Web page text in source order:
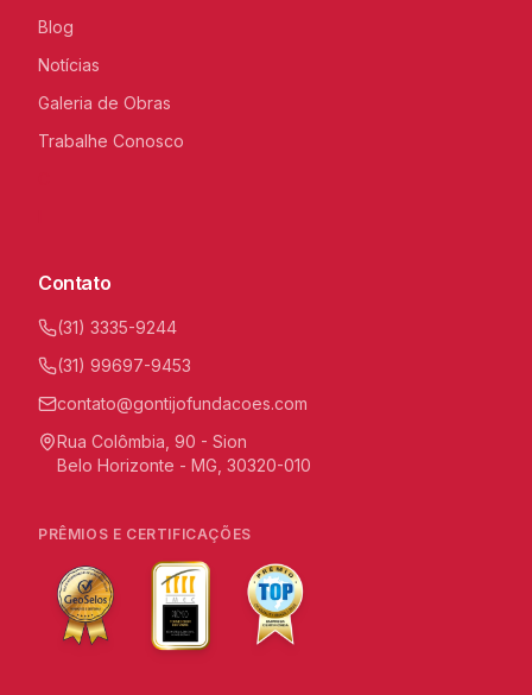
Blog
Notícias
Galeria de Obras
Trabalhe Conosco
Contato
(31) 3335-9244
(31) 99697-9453
contato@gontijofundacoes.com
Rua Colômbia, 90 - Sion
Belo Horizonte - MG, 30320-010
PRÊMIOS E CERTIFICAÇÕES